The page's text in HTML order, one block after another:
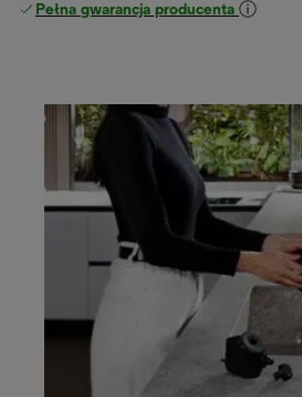
Pełna gwarancja producenta